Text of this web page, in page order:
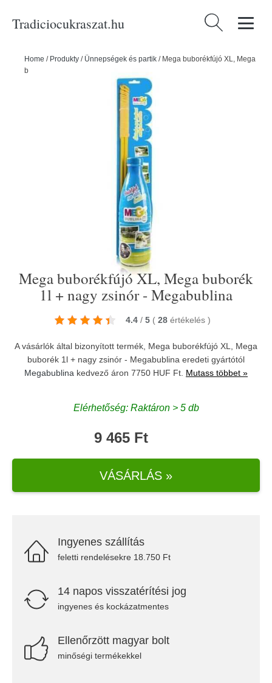
Tradiciocukraszat.hu Keresés:
Home / Produkty / Ünnepségek és partik / Mega buborékfújó XL, Mega
buborék 1l + nagy zsinór - Megabublina
Mega buborékfújó XL, Mega buborék
1l + nagy zsinór - Megabublina
4.4 / 5 ( 28 értékelés )
A vásárlók által bizonyított termék, Mega buborékfújó XL, Mega
buborék 1l + nagy zsinór - Megabublina eredeti gyártótól
Megabublina kedvező áron 7750 HUF Ft. Mutass többet »
Elérhetőség: Raktáron > 5 db
9 465 Ft
VÁSÁRLÁS »
Ingyenes szállítás
feletti rendelésekre 18.750 Ft
14 napos visszatérítési jog
ingyenes és kockázatmentes
Ellenőrzött magyar bolt
minőségi termékekkel